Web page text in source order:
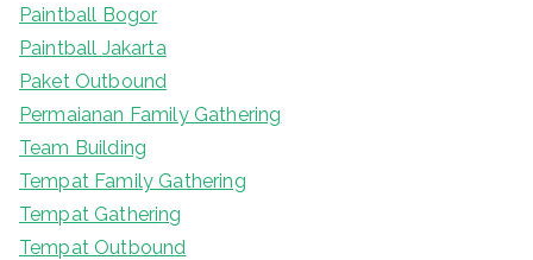
Paintball Bogor
Paintball Jakarta
Paket Outbound
Permaianan Family Gathering
Team Building
Tempat Family Gathering
Tempat Gathering
Tempat Outbound